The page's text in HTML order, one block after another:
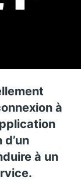
à
à un